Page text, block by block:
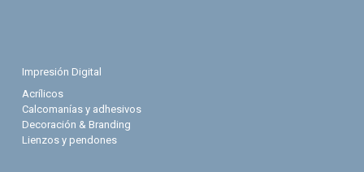
Impresión Digital
Acrílicos
Calcomanías y adhesivos
Decoración & Branding
Lienzos y pendones